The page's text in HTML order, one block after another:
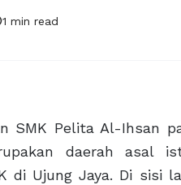
1 min read
SMK Pelita Al-Ihsan
daerah asal
di Ujung Jaya. Di sisi